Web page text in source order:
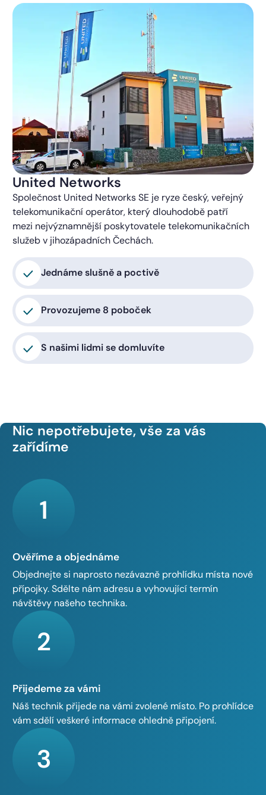
United Networks
Společnost United Networks SE je ryze český, veřejný
telekomunikační operátor, který dlouhodobě patří
mezi nejvýznamnější poskytovatele telekomunikačních
služeb v jihozápadních Čechách.
Jednáme slušně a poctivě
Provozujeme 8 poboček
S našimi lidmi se domluvíte
Nic nepotřebujete, vše za vás
zařídíme
1
Ověříme a objednáme
Objednejte si naprosto nezávazně prohlídku místa nové
přípojky. Sdělte nám adresu a vyhovující termín
návštěvy našeho technika.
2
Přijedeme za vámi
Náš technik přijede na vámi zvolené místo. Po prohlídce
vám sdělí veškeré informace ohledně připojení.
3